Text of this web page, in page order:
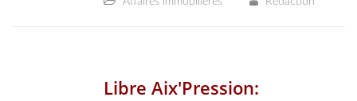
Libre Aix'Pression: